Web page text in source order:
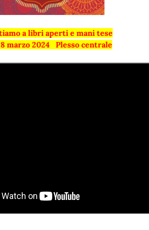
a libri aperti e mani tese
marzo 2024 Plesso centrale